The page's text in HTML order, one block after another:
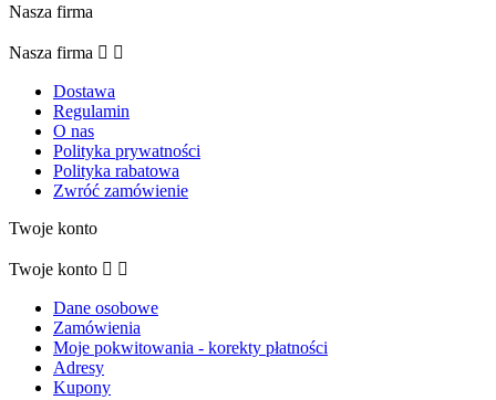
Nasza firma
Nasza firma  
Dostawa
Regulamin
O nas
Polityka prywatności
Polityka rabatowa
Zwróć zamówienie
Twoje konto
Twoje konto  
Dane osobowe
Zamówienia
Moje pokwitowania - korekty płatności
Adresy
Kupony